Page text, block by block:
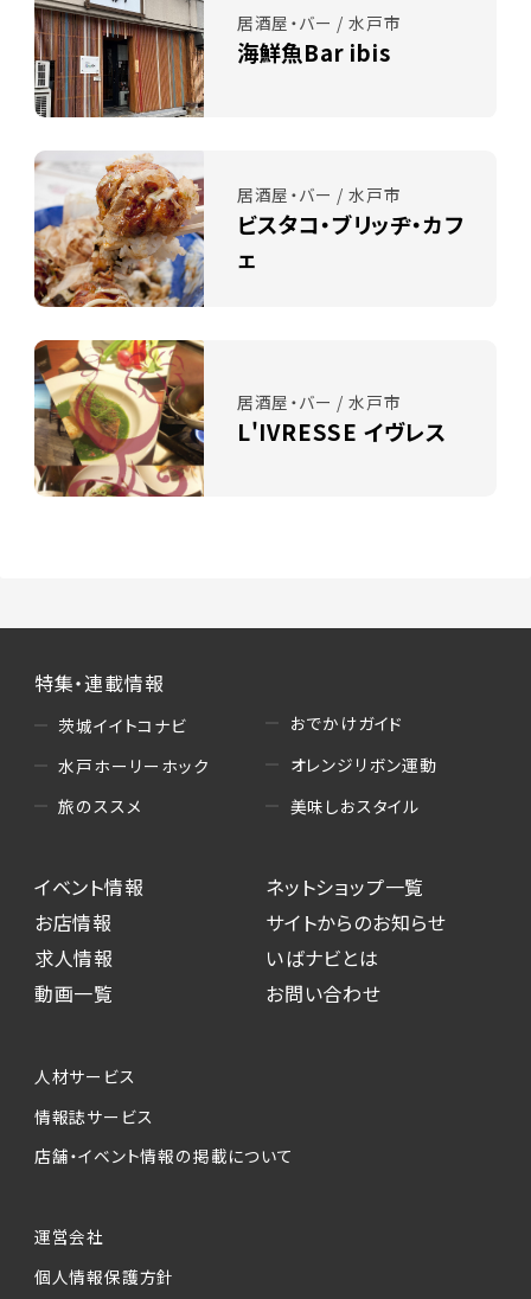
居酒屋・バー / 水戸市
海鮮魚Bar ibis
居酒屋・バー / 水戸市
ビスタコ・ブリッヂ・カフ
ェ
居酒屋・バー / 水戸市
L'IVRESSE イヴレス
特集・連載情報
茨城イイトコナビ
水戸ホーリーホック
旅のススメ
おでかけガイド
オレンジリボン運動
美味しおスタイル
イベント情報
お店情報
求人情報
動画一覧
ネットショップ一覧
サイトからのお知らせ
いばナビとは
お問い合わせ
人材サービス
情報誌サービス
店舗・イベント情報の掲載について
運営会社
個人情報保護方針